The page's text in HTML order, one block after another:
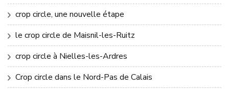
crop circle, une nouvelle étape
le crop circle de Maisnil-les-Ruitz
crop circle à Nielles-les-Ardres
Crop circle dans le Nord-Pas de Calais